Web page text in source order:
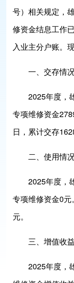
号）相关规定，
修资金结息工作
入业主分户账。
一、交存情
2025年度，雄
专项维修资金
日，累计交存
二、使用情
2025年度，雄
专项维修资金0
元。
三、增值收
2025年度，雄